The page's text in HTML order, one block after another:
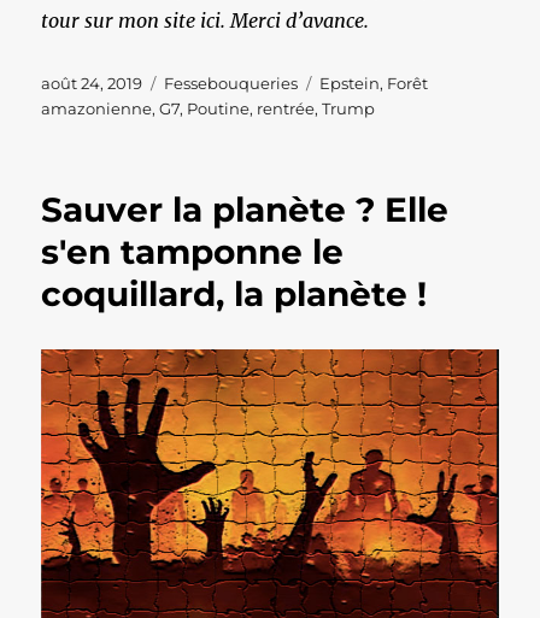
tour sur mon site ici. Merci d’avance.
Publié
le
août 24, 2019 Catégories
Fessebouqueries Étiquettes
Epstein, Forêt
amazonienne,G7, Poutine, rentrée,Trump
Sauver la planète ? Elle
s'en tamponne le
coquillard, la planète !